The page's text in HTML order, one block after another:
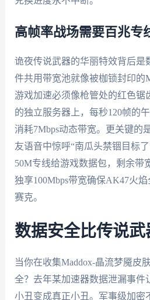
高帧率战场需要百兆专
诡夜传说武器的华丽特效背后是
件共用带宽池就像被枷锁封印的
游戏加速必须像枪管处的红色锯
的独立服务器上，每秒120帧的
消耗7Mbps动态带宽。更关键的
友语音中惊呼“南瓜头禁锢目标
50M专线给游戏数据包，剩余带
独享100Mbps带宽确保AK47火
赛克。
数据安全比传说武
当你在收集Maddox-晶流梦魇皮
全？去年某加速器数据泄漏事件
小丑变成真正小丑。军事级加密